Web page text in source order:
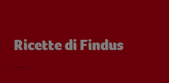
Ricette di Findus